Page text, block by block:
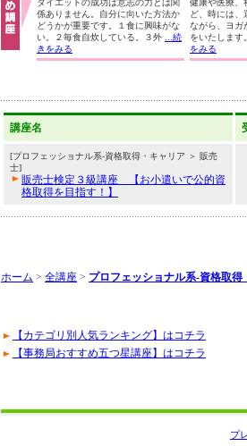
ダイエットの成功は意志の力とは関
係ありません。自分に向いた方法か
どうかが重要です。１食に興味がな
い。２毎食自炊している。３外
...続
きをみる
健康や医療、
ど、時には、
ながら、ヨガ
をいたします
をみる
講座名
[プロフェッショナル系-資格取得・キャリア ＞ 販売
士]
販売士検定３級講座 【お小遣いで公的資
格取得を目指す！】
ホーム > 全講座 > プロフェッショナル系-資格取得
【カテゴリ別人気ランキング】はコチラ
【事務局おすすめ五つ星講座】はコチラ
プ